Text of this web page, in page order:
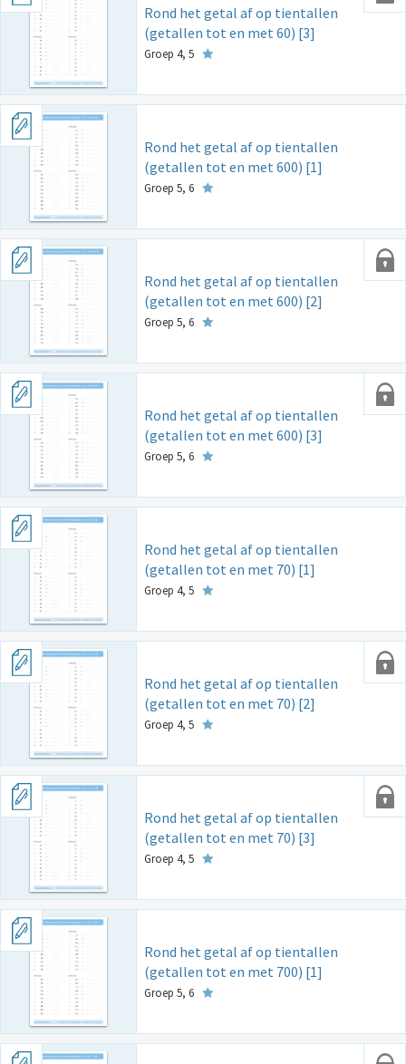
Rond het getal af op tientallen
(getallen tot en met 60) [3]
Groep 4, 5
Rond het getal af op tientallen
(getallen tot en met 600) [1]
Groep 5, 6
Rond het getal af op tientallen
(getallen tot en met 600) [2]
Groep 5, 6
Rond het getal af op tientallen
(getallen tot en met 600) [3]
Groep 5, 6
Rond het getal af op tientallen
(getallen tot en met 70) [1]
Groep 4, 5
Rond het getal af op tientallen
(getallen tot en met 70) [2]
Groep 4, 5
Rond het getal af op tientallen
(getallen tot en met 70) [3]
Groep 4, 5
Rond het getal af op tientallen
(getallen tot en met 700) [1]
Groep 5, 6